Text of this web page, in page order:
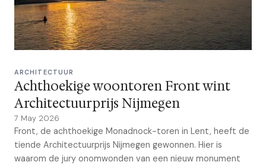
ARCHITECTUUR
Achthoekige woontoren Front wint
Architectuurprijs Nijmegen
7 May 2026
Front, de achthoekige Monadnock-toren in Lent, heeft de
tiende Architectuurprijs Nijmegen gewonnen. Hier is
waarom de jury onomwonden van een nieuw monument